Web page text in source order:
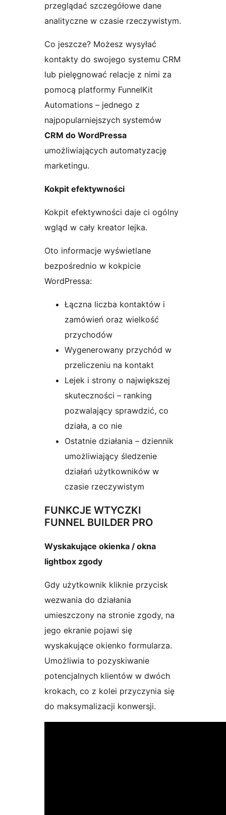
przeglądać szczegółowe dane
analityczne w czasie rzeczywistym.
Co jeszcze? Możesz wysyłać
kontakty do swojego systemu CRM
lub pielęgnować relacje z nimi za
pomocą platformy FunnelKit
Automations – jednego z
najpopularniejszych systemów
CRM do WordPressa
umożliwiających automatyzację
marketingu.
Kokpit efektywności
Kokpit efektywności daje ci ogólny
wgląd w cały kreator lejka.
Oto informacje wyświetlane
bezpośrednio w kokpicie
WordPressa:
Łączna liczba kontaktów i
zamówień oraz wielkość
przychodów
Wygenerowany przychód w
przeliczeniu na kontakt
Lejek i strony o największej
skuteczności – ranking
pozwalający sprawdzić, co
działa, a co nie
Ostatnie działania – dziennik
umożliwiający śledzenie
działań użytkowników w
czasie rzeczywistym
FUNKCJE WTYCZKI
FUNNEL BUILDER PRO
Wyskakujące okienka / okna
lightbox zgody
Gdy użytkownik kliknie przycisk
wezwania do działania
umieszczony na stronie zgody, na
jego ekranie pojawi się
wyskakujące okienko formularza.
Umożliwia to pozyskiwanie
potencjalnych klientów w dwóch
krokach, co z kolei przyczynia się
do maksymalizacji konwersji.